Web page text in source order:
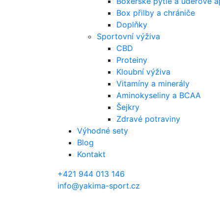
Box přilby a chrániče
Doplňky
Sportovní výživa
CBD
Proteiny
Kloubní výživa
Vitamíny a minerály
Aminokyseliny a BCAA
Šejkry
Zdravé potraviny
Výhodné sety
Blog
Kontakt
+421 944 013 146
info@yakima-sport.cz